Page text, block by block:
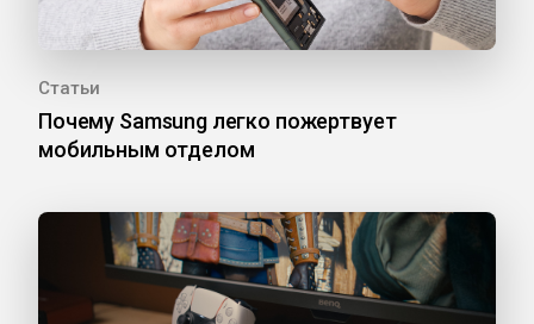
Статьи
Почему Samsung легко пожертвует
мобильным отделом